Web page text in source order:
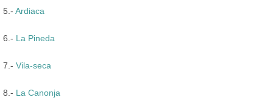
5.- Ardiaca
6.- La Pineda
7.- Vila-seca
8.- La Canonja